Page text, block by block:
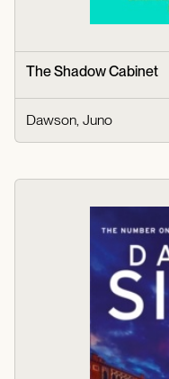
The Shadow Cabinet
Dawson, Juno